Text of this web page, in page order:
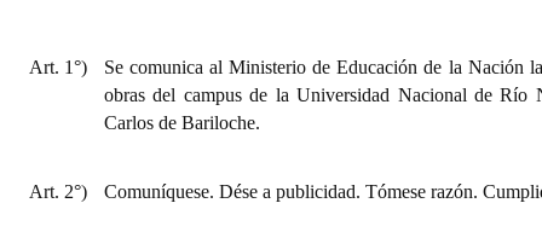
Art. 1°)
Se comunica al Ministerio de Educación de la Nación
obras del campus de la Universidad Nacional de Río
Carlos de Bariloche.
Art. 2°) Comuníquese. Dése a publicidad. Tómese razón.